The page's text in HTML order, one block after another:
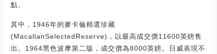
點。
其中，1946年的麥卡倫精選珍藏
(MacallanSelectedReserve)，以最高成交價11600英鎊售
出。1964黑色波摩第二版，成交價為8000英鎊。日威表現不